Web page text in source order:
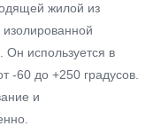
жилой из
используется в
-60 до +250 градусов.
и